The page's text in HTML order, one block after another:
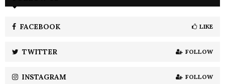
h
H
FACEBOOK LIKE
TWITTER FOLLOW
INSTAGRAM FOLLOW